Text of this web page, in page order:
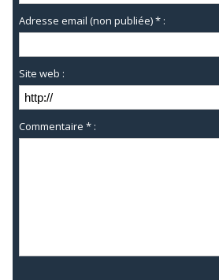
Adresse email (non publiée) * :
Site web :
Commentaire * :